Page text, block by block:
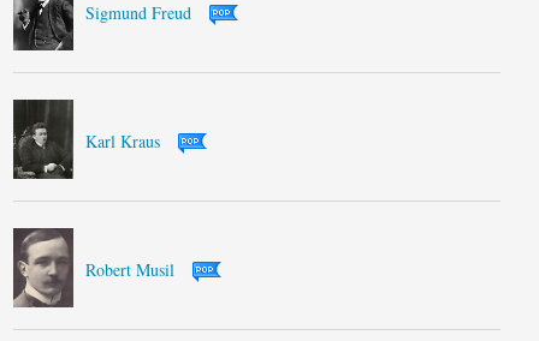
Sigmund Freud
Karl Kraus
Robert Musil